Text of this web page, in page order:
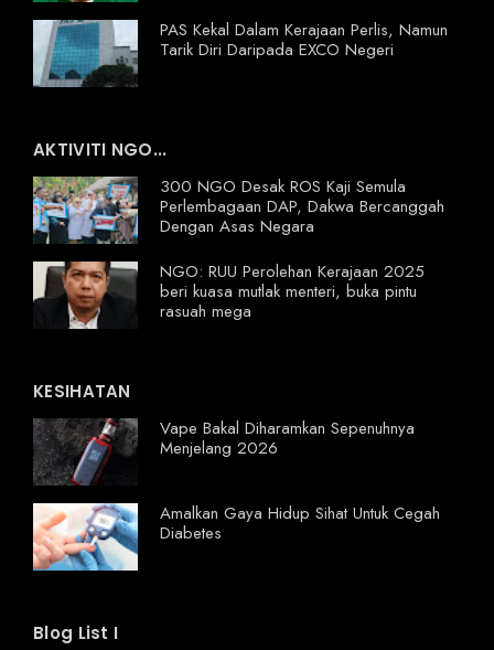
PAS Kekal Dalam Kerajaan Perlis, Namun
Tarik Diri Daripada EXCO Negeri
AKTIVITI NGO...
300 NGO Desak ROS Kaji Semula
Perlembagaan DAP, Dakwa Bercanggah
Dengan Asas Negara
NGO: RUU Perolehan Kerajaan 2025
beri kuasa mutlak menteri, buka pintu
rasuah mega
KESIHATAN
Vape Bakal Diharamkan Sepenuhnya
Menjelang 2026
Amalkan Gaya Hidup Sihat Untuk Cegah
Diabetes
Blog List I